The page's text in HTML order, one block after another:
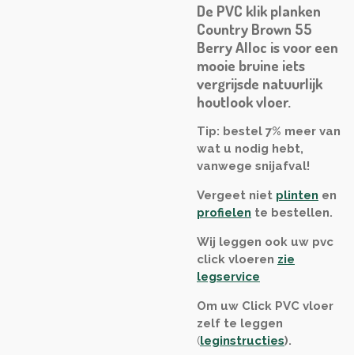
De PVC klik planken
Country Brown 55
Berry Alloc is voor een
mooie bruine iets
vergrijsde natuurlijk
houtlook vloer.
Tip: bestel 7% meer van
wat u nodig hebt,
vanwege snijafval!
Vergeet niet plinten en
profielen te bestellen.
Wij leggen ook uw pvc
click vloeren zie
legservice
Om uw Click PVC vloer
zelf te leggen
(leginstructies).